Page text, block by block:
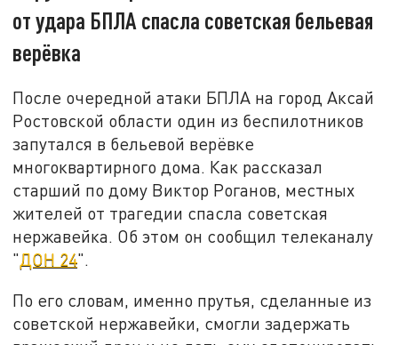
от удара БПЛА спасла советская бельевая
верёвка
После очередной атаки БПЛА на город Аксай
Ростовской области один из беспилотников
запутался в бельевой верёвке
многоквартирного дома. Как рассказал
старший по дому Виктор Роганов, местных
жителей от трагедии спасла советская
нержавейка. Об этом он сообщил телеканалу
"ДОН 24".
По его словам, именно прутья, сделанные из
советской нержавейки, смогли задержать